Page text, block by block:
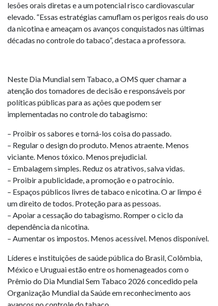
lesões orais diretas e a um potencial risco cardiovascular
elevado. “Essas estratégias camuflam os perigos reais do uso
da nicotina e ameaçam os avanços conquistados nas últimas
décadas no controle do tabaco”, destaca a professora.
Neste Dia Mundial sem Tabaco, a OMS quer chamar a
atenção dos tomadores de decisão e responsáveis por
políticas públicas para as ações que podem ser
implementadas no controle do tabagismo:
– Proibir os sabores e torná-los coisa do passado.
– Regular o design do produto. Menos atraente. Menos
viciante. Menos tóxico. Menos prejudicial.
– Embalagem simples. Reduz os atrativos, salva vidas.
– Proibir a publicidade, a promoção e o patrocínio.
– Espaços públicos livres de tabaco e nicotina. O ar limpo é
um direito de todos. Proteção para as pessoas.
– Apoiar a cessação do tabagismo. Romper o ciclo da
dependência da nicotina.
– Aumentar os impostos. Menos acessível. Menos disponível.
Líderes e instituições de saúde pública do Brasil, Colômbia,
México e Uruguai estão entre os homenageados com o
Prêmio do Dia Mundial Sem Tabaco 2026 concedido pela
Organização Mundial da Saúde em reconhecimento aos